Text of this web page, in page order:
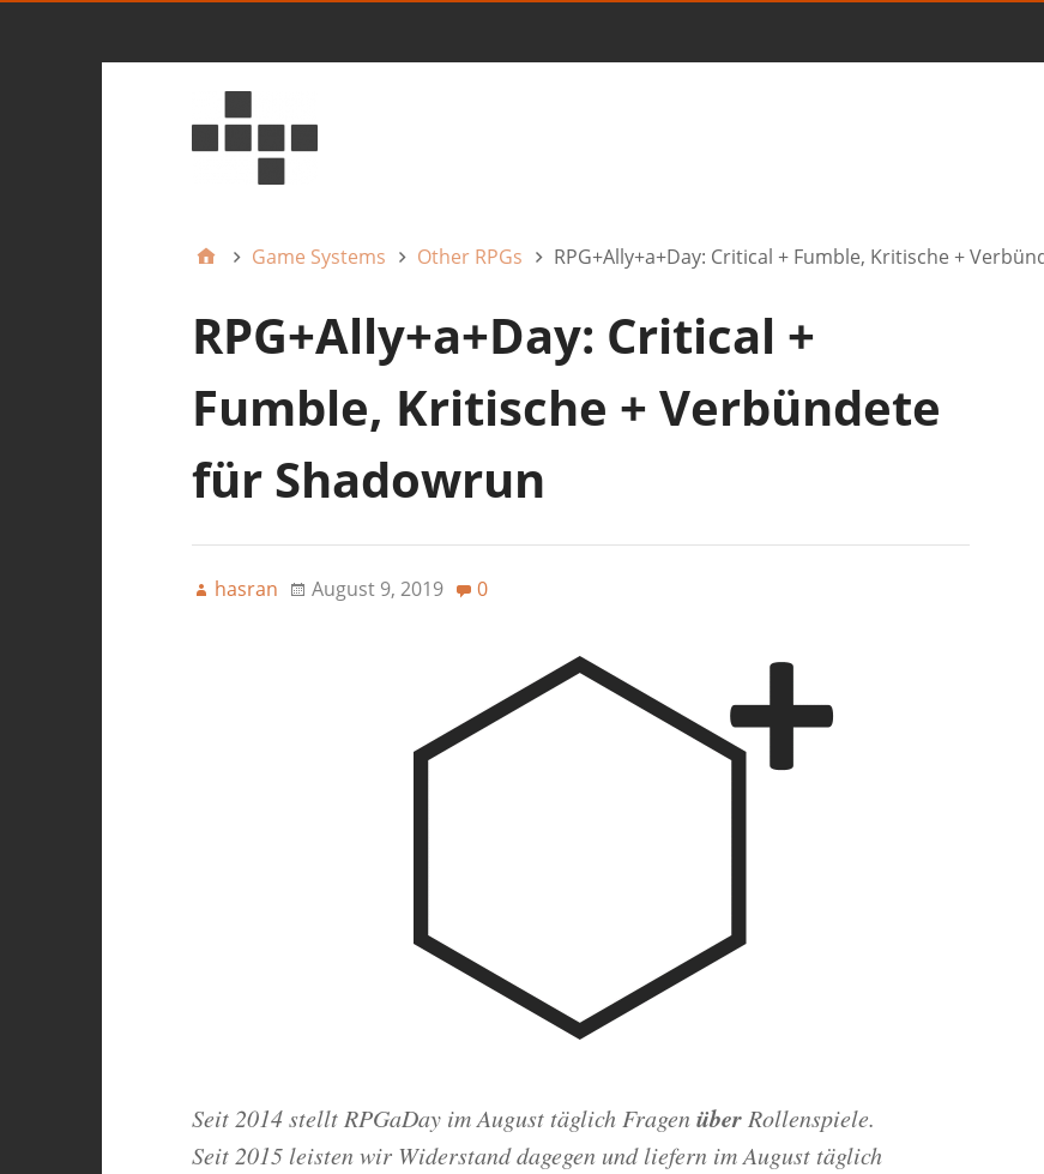
Game Systems Other RPGs RPG+Ally+a+Day: Critical + Fumble, Kritische +
RPG+Ally+a+Day: Critical +
Fumble, Kritische + Verbündete
für Shadowrun
hasran August 9, 2019 0
Seit 2014 stellt RPGaDay im August täglich FragenüberRollenspiele.
Seit 2015 leisten wir Widerstand dagegen und liefern im August täglich